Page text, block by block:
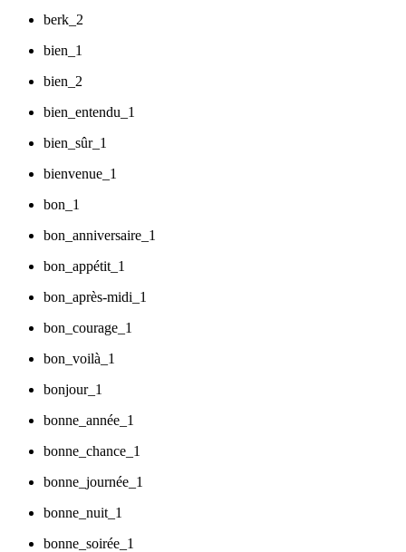
berk_2
bien_1
bien_2
bien_entendu_1
bien_sûr_1
bienvenue_1
bon_1
bon_anniversaire_1
bon_appétit_1
bon_après-midi_1
bon_courage_1
bon_voilà_1
bonjour_1
bonne_année_1
bonne_chance_1
bonne_journée_1
bonne_nuit_1
bonne_soirée_1